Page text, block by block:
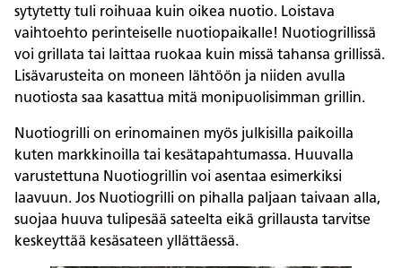
sytytetty tuli roihuaa kuin oikea nuotio. Loistava
vaihtoehto perinteiselle nuotiopaikalle! Nuotiogrillissä
voi grillata tai laittaa ruokaa kuin missä tahansa grillissä.
Lisävarusteita on moneen lähtöön ja niiden avulla
nuotiosta saa kasattua mitä monipuolisimman grillin.
Nuotiogrilli on erinomainen myös julkisilla paikoilla
kuten markkinoilla tai kesätapahtumassa. Huuvalla
varustettuna Nuotiogrillin voi asentaa esimerkiksi
laavuun. Jos Nuotiogrilli on pihalla paljaan taivaan alla,
suojaa huuva tulipesää sateelta eikä grillausta tarvitse
keskeyttää kesäsateen yllättäessä.